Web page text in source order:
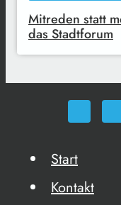
Mitreden statt
das Stadtforum
Start
Kontakt